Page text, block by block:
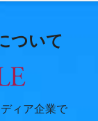
ついて
ィア企業で